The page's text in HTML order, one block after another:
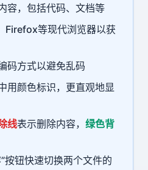
容，包括代码、文档等
Firefox等现代浏览器以获
码方式以避免乱码
用颜色标识，更直观地显
线表示删除内容， 绿色背
按钮快速切换两个文件的